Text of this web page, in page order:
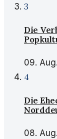
3
Die
09.
4
Die
08.